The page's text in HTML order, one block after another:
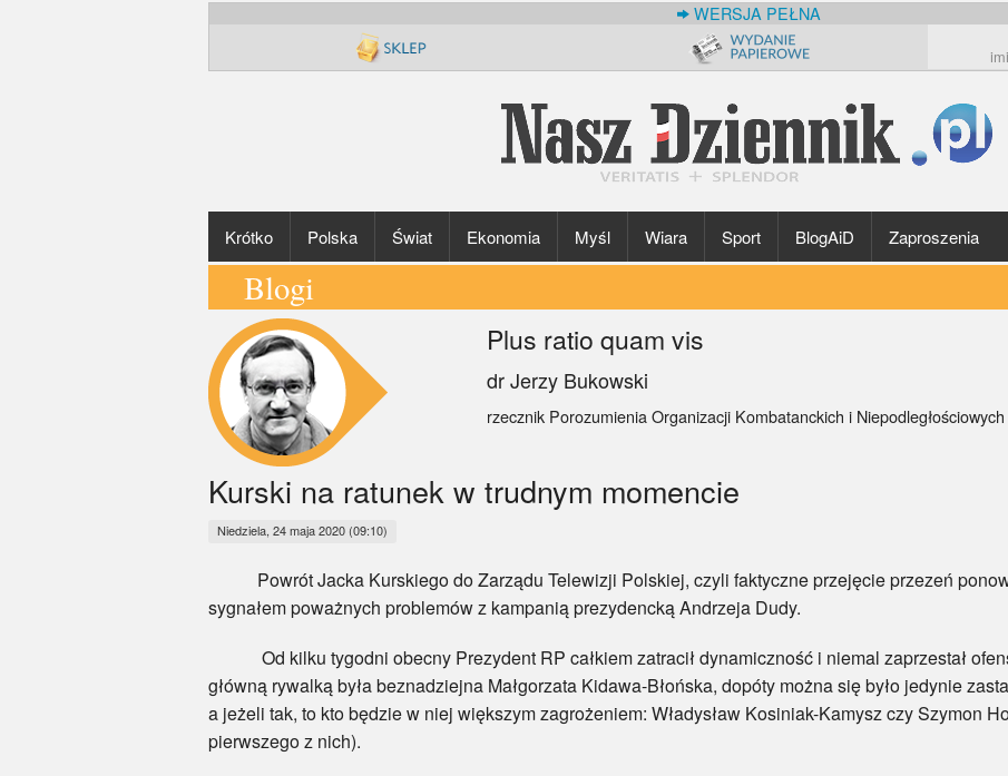
WERSJA PEŁNA
Krótko Polska Świat Ekonomia Myśl Wiara Sport BlogAiD Zaproszenia
Blogi
Plus ratio quam vis
dr Jerzy Bukowski
rzecznik Porozumienia Organizacji Kombatanckich i
Kurski na ratunek w trudnym momencie
Niedziela, 24 maja 2020 (09:10)
Powrót Jacka Kurskiego do Zarządu Telewizji Polskiej, czyli faktyczne przejęcie przezeń
sygnałem poważnych problemów z kampanią prezydencką Andrzeja Dudy.
Od kilku tygodni obecny Prezydent RP całkiem zatracił dynamiczność i niemal zaprzestał
główną rywalką była beznadziejna Małgorzata Kidawa-Błońska, dopóty można się było jedynie
a jeżeli tak, to kto będzie w niej większym zagrożeniem: Władysław Kosiniak-Kamysz czy Szymon
pierwszego z nich).